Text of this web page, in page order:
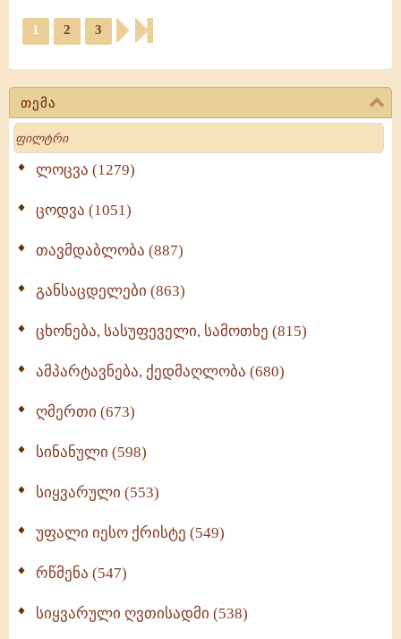
თემა
Search
ლოცვა (1279)
ცოდვა (1051)
თავმდაბლობა (887)
განსაცდელები (863)
ცხონება, სასუფეველი, სამოთხე (815)
ამპარტავნება, ქედმაღლობა (680)
ღმერთი (673)
სინანული (598)
სიყვარული (553)
უფალი იესო ქრისტე (549)
რწმენა (547)
სიყვარული ღვთისადმი (538)
1 2 3